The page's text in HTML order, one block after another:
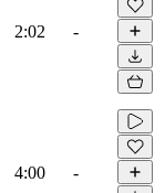
2:02 -
4:00 -